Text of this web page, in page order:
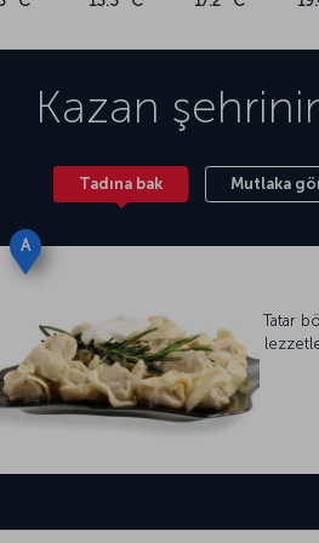
Kazan
Tadına bak Mutlaka
A
Tatar